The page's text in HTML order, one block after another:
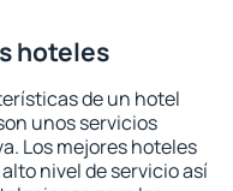
hoteles
de un hotel
unos servicios
Los mejores hoteles
nivel de servicio así